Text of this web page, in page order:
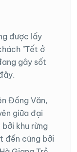
được lấy
"Tết ở
gây sốt
Đồng Văn,
giữa đại
khu rừng
đến cũng bởi